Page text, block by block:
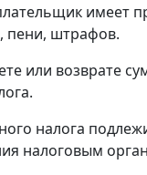
имеет
пени, штрафов.
или возврате
налога
налоговым